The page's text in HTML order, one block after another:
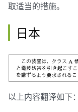
取适当的措施。
日本
以上内容翻译如下：